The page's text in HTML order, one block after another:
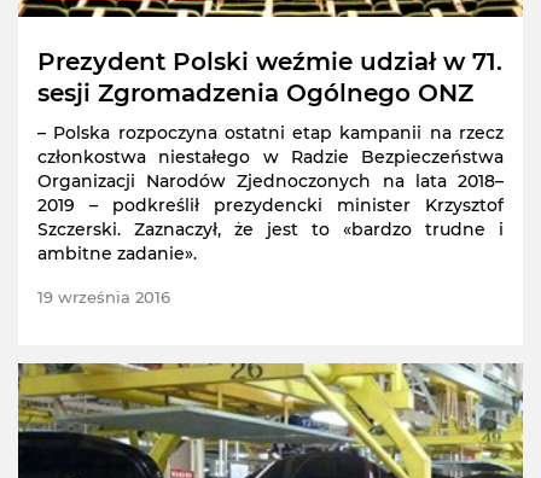
Prezydent Polski weźmie udział w 71.
sesji Zgromadzenia Ogólnego ONZ
– Polska rozpoczyna ostatni etap kampanii na rzecz
członkostwa niestałego w Radzie Bezpieczeństwa
Organizacji Narodów Zjednoczonych na lata 2018–
2019 – podkreślił prezydencki minister Krzysztof
Szczerski. Zaznaczył, że jest to «bardzo trudne i
ambitne zadanie».
19 września 2016